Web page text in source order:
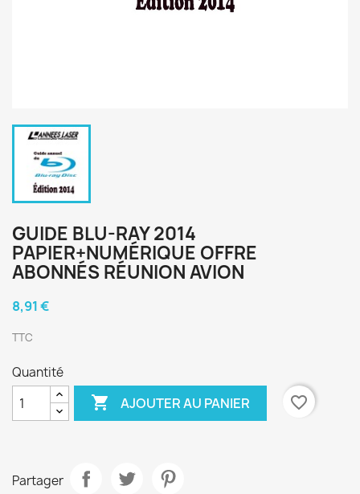
GUIDE BLU-RAY 2014
PAPIER+NUMÉRIQUE OFFRE
ABONNÉS RÉUNION AVION
8,91 €
TTC
Quantité
 AJOUTER AU PANIER favorite_border
Partager